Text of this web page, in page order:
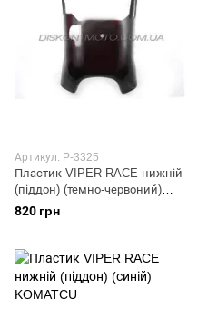
Артикул: P-3325
Пластик VIPER RACE нижній
(піддон) (темно-червоний)
KOMATCU
820 грн